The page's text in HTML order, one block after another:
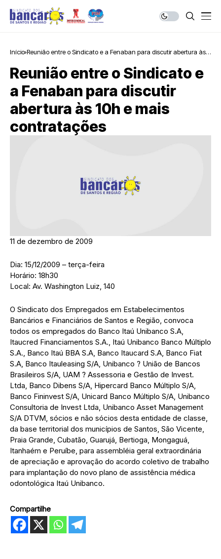
Início Reunião entre o Sindicato e a Fenaban para discutir abertura às
Reunião entre o Sindicato e
a Fenaban para discutir
abertura às 10h e mais
contratações
11 de dezembro de 2009
Dia: 15/12/2009 – terça-feira
Horário: 18h30
Local: Av. Washington Luiz, 140
O Sindicato dos Empregados em Estabelecimentos
Bancários e Financiários de Santos e Região, convoca
todos os empregados do Banco Itaú Unibanco S.A,
Itaucred Financiamentos S.A., Itaú Unibanco Banco Múltiplo
S.A., Banco Itaú BBA S.A, Banco Itaucard S.A, Banco Fiat
S.A, Banco Itauleasing S/A, Unibanco ? União de Bancos
Brasileiros S/A, UAM ? Assessoria e Gestão de Invest.
Ltda, Banco Dibens S/A, Hipercard Banco Múltiplo S/A,
Banco Fininvest S/A, Unicard Banco Múltiplo S/A, Unibanco
Consultoria de Invest Ltda, Unibanco Asset Management
S/A DTVM, sócios e não sócios desta entidade de classe,
da base territorial dos municípios de Santos, São Vicente,
Praia Grande, Cubatão, Guarujá, Bertioga, Mongaguá,
Itanhaém e Peruíbe, para assembléia geral extraordinária
de apreciação e aprovação do acordo coletivo de trabalho
para implantação do novo plano de assistência médica
odontológica Itaú Unibanco.
Compartilhe